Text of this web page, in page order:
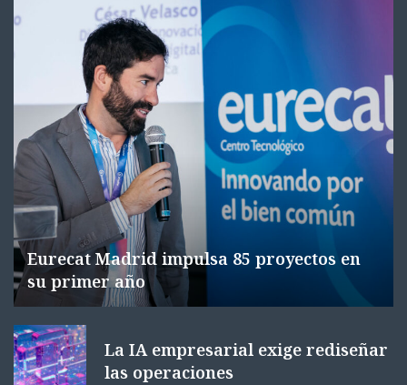
Eurecat Madrid impulsa 85 proyectos en
su primer año
La IA empresarial exige rediseñar
las operaciones